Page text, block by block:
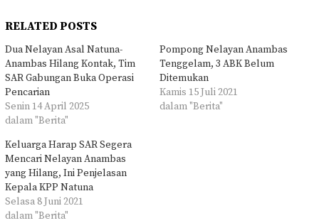
RELATED POSTS
Dua Nelayan Asal Natuna-
Anambas Hilang Kontak, Tim
SAR Gabungan Buka Operasi
Pencarian
Senin 14 April 2025
dalam "Berita"
Pompong Nelayan Anambas
Tenggelam, 3 ABK Belum
Ditemukan
Kamis 15 Juli 2021
dalam "Berita"
Keluarga Harap SAR Segera
Mencari Nelayan Anambas
yang Hilang, Ini Penjelasan
Kepala KPP Natuna
Selasa 8 Juni 2021
dalam "Berita"